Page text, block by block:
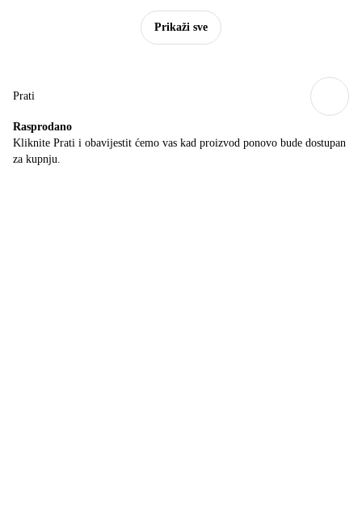
Prikaži sve
Prati
Rasprodano
Kliknite Prati i obavijestit ćemo vas kad proizvod ponovo bude dostupan
za kupnju.